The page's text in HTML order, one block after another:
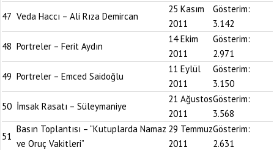
47 Veda Haccı – Ali Rıza Demircan
25 Kasım
2011
Gösterim:
3.142
48 Portreler – Ferit Aydın
14 Ekim
2011
Gösterim:
2.971
49 Portreler – Emced Saidoğlu
11 Eylül
2011
Gösterim:
3.150
50 İmsak Rasatı – Süleymaniye
21 Ağustos
2011
Gösterim:
3.568
51
Basın Toplantısı – “Kutuplarda Namaz
ve Oruç Vakitleri”
29 Temmuz
2011
Gösterim:
2.631